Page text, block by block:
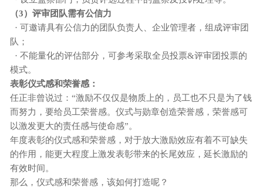
（3）评审团队需有公信力
· 可邀请具有公信力的团队负责人、企业管理者，组成评审团
队；
· 不能量化的评估部分，可参考采取全员投票&评审团投票的
模式。
表彰仪式感和荣誉感：
任正非曾说过： “激励不仅仅是物质上的，员工也不只是为了钱
而努力，要给员工荣誉感。仪式与勋章创造荣誉感，荣誉感可
以激发更大的责任感与使命感”。
年度表彰的仪式感和荣誉感，对于放大激励效应有着不可缺失
的作用，能更大程度上激发表彰带来的长尾效应，延长激励的
有效时间。
那么，仪式感和荣誉感，该如何打造呢？